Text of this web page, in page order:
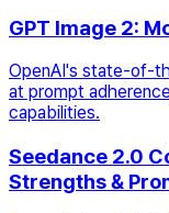
GPT Image 2:
OpenAI's state-of-
at prompt
capabilities.
Seedance 2.0
Strengths &